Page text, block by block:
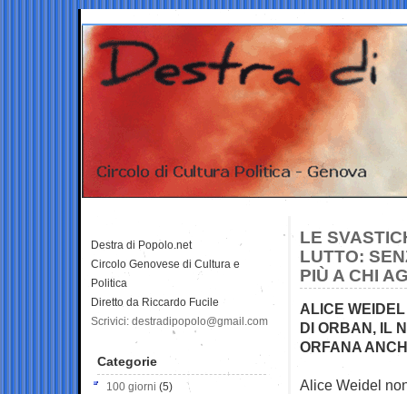
LE
LUTTO:
PIÙ A CHI
ALICE
DI ORBAN, IL
ORFANA
Alice Weidel
Destra di Popolo.net
Circolo Genovese di Cultura e
Politica
Diretto da Riccardo Fucile
Scrivici: destradipopolo@gmail.com
Categorie
100 giorni (5)